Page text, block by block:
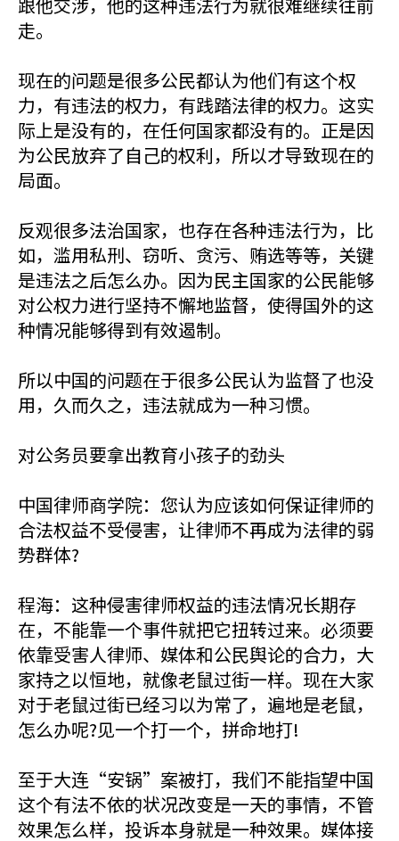
走。
现在的问题是很多公民都认为他们有这个权
力，有违法的权力，有践踏法律的权力。这实
际上是没有的，在任何国家都没有的。正是因
为公民放弃了自己的权利，所以才导致现在的
局面。
反观很多法治国家，也存在各种违法行为，比
如，滥用私刑、窃听、贪污、贿选等等，关键
是违法之后怎么办。因为民主国家的公民能够
对公权力进行坚持不懈地监督，使得国外的这
种情况能够得到有效遏制。
所以中国的问题在于很多公民认为监督了也没
用，久而久之，违法就成为一种习惯。
对公务员要拿出教育小孩子的劲头
中国律师商学院：您认为应该如何保证律师的
合法权益不受侵害，让律师不再成为法律的弱
势群体?
程海：这种侵害律师权益的违法情况长期存
在，不能靠一个事件就把它扭转过来。必须要
依靠受害人律师、媒体和公民舆论的合力，大
家持之以恒地，就像老鼠过街一样。现在大家
对于老鼠过街已经习以为常了，遍地是老鼠，
怎么办呢?见一个打一个，拼命地打!
至于大连“安锅”案被打，我们不能指望中国
这个有法不依的状况改变是一天的事情，不管
效果怎么样，投诉本身就是一种效果。媒体接